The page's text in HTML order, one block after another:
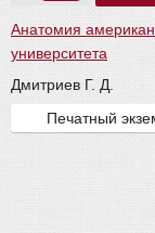
Анатомия
университета
Дмитриев Г. Д.
Печатный